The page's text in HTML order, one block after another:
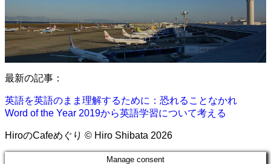
最新の記事：
英語を英語のまま理解するために：恐れることなかれ
Word of the Year 2019から英語学習について考える
HiroのCafeめぐり © Hiro Shibata 2026
Manage consent